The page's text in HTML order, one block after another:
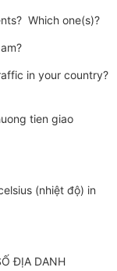
Which one(s)?
in your country?
tien giao
(nhiệt độ) in
ĐỊA DANH